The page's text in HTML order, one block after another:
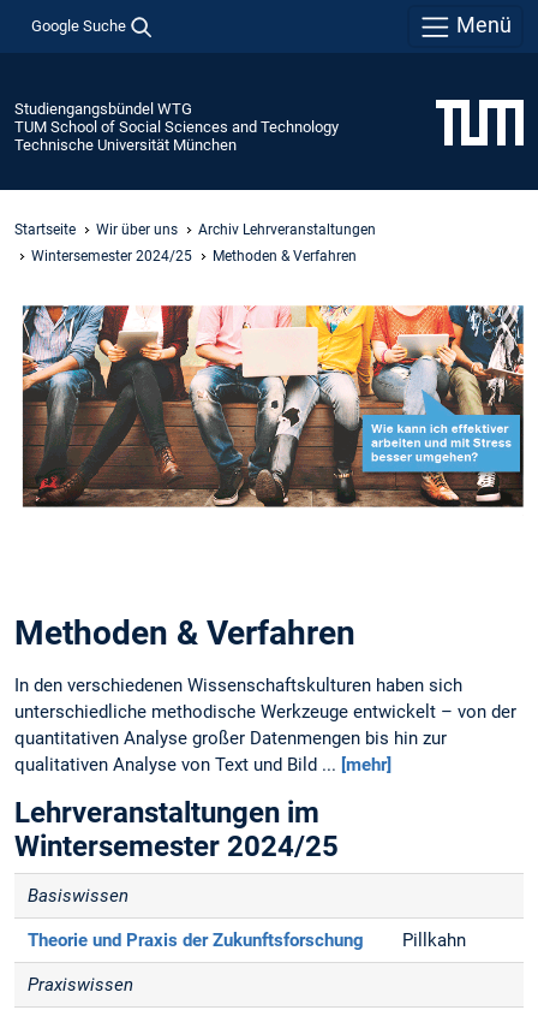
Google Suche Menü
Studiengangsbündel WTG
TUM School of Social Sciences and Technology
Technische Universität München
Startseite Wir über uns
Archiv Lehrveranstaltungen
Wintersemester 2024/25
Methoden & Verfahren
Methoden & Verfahren
In den verschiedenen Wissenschaftskulturen haben sich
unterschiedliche methodische Werkzeuge entwickelt – von der
quantitativen Analyse großer Datenmengen bis hin zur
qualitativen Analyse von Text und Bild ... [mehr]
Lehrveranstaltungen im
Wintersemester 2024/25
Basiswissen
Theorie und Praxis der Zukunftsforschung Pillkahn
Praxiswissen